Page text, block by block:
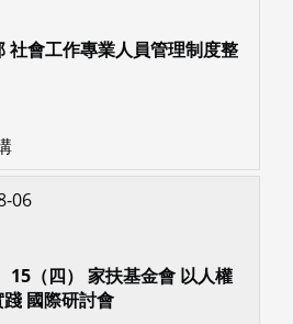
社會工作專業人員管理制度整
06
（四） 家扶基金會 以人權
國際研討會